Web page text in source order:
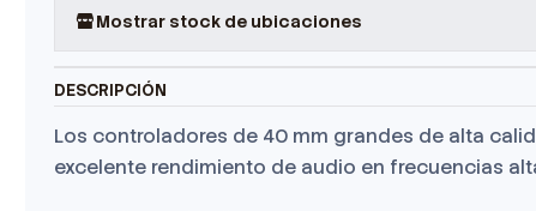
Mostrar stock de ubicaciones
DESCRIPCIÓN
Los controladores de 40 mm grandes de alta
excelente rendimiento de audio en frecuencias